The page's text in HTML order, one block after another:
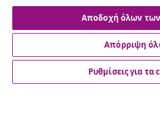
© 2008-2026 vidaXL Ο ιστότοπος
Αποδοχή όλων
Απόρριψη
Ρυθμίσεις για τα